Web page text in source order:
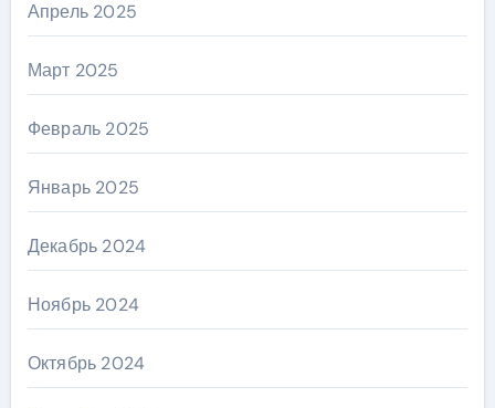
Апрель 2025
Март 2025
Февраль 2025
Январь 2025
Декабрь 2024
Ноябрь 2024
Октябрь 2024